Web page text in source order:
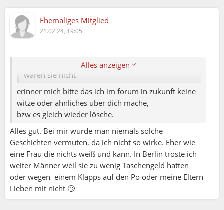
Ehemaliges Mitglied
21.02.24, 19:05
Alles anzeigen
Rini:
Nein. Es bestand kein öffentliches Interesse. Hieß
waren sie nicht
erinner mich bitte das ich im forum in zukunft keine
witze oder ähnliches über dich mache,
bzw es gleich wieder lösche.
Alles gut. Bei mir würde man niemals solche
Geschichten vermuten, da ich nicht so wirke. Eher wie
eine Frau die nichts weiß und kann. In Berlin tröste ich
weiter Männer weil sie zu wenig Taschengeld hatten
oder wegen einem Klapps auf den Po oder meine Eltern
Lieben mit nicht 🙄